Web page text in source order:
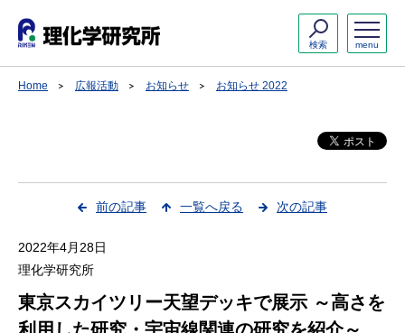
menu
検索
Home 広報活動 お知らせ お知らせ 2022
前の記事 一覧へ戻る 次の記事
2022年4月28日
理化学研究所
東京スカイツリー天望デッキで展示 ～高さを